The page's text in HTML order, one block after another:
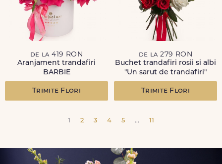
de la 419 RON
Aranjament trandafiri
BARBIE
Trimite Flori
de la 279 RON
Buchet trandafiri rosii si albi
"Un sarut de trandafiri"
Trimite Flori
1 2 3 4 5 ... 11